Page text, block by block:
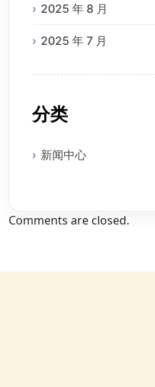
2025 年 8 月
2025 年 7 月
分类
新闻中心
Comments are closed.